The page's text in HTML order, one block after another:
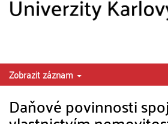
Zobrazit záznam
Daňové povinnosti